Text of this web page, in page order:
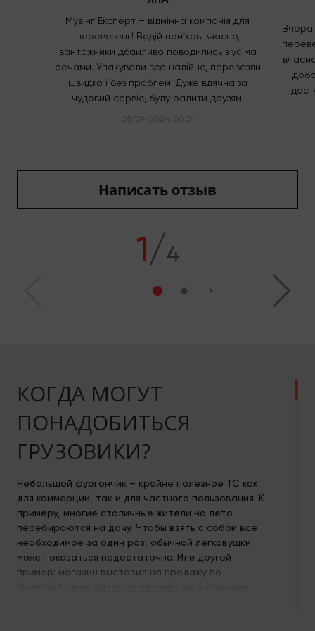
Мувінг Експерт – відмінна компанія для
перевезень! Водій приїхав вчасно,
вантажники дбайливо поводились з усіма
речами. Упакували все надійно, перевезли
швидко і без проблем. Дуже вдячна за
чудовий сервіс, буду радити друзям!
05/29/2024, 06:01
Вчора
Написать отзыв
1/4
КОГДА МОГУТ
ПОНАДОБИТЬСЯ
ГРУЗОВИКИ?
Небольшой фургончик – крайне полезное ТС как
для коммерции, так и для частного пользования. К
примеру, многие столичные жители на лето
перебираются на дачу. Чтобы взять с собой все
необходимое за один раз, обычной легковушки
может оказаться недостаточно. Или другой
пример: магазин выставил на продажу по